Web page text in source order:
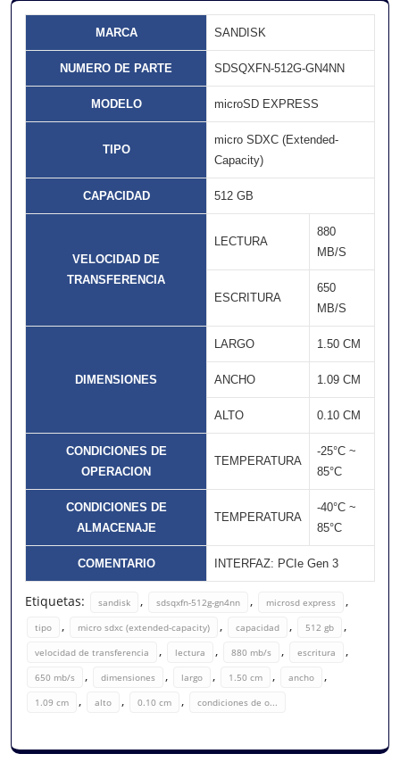
MARCA SANDISK
NUMERO DE PARTE SDSQXFN-512G-GN4NN
MODELO microSD EXPRESS
TIPO
micro SDXC (Extended-
Capacity)
CAPACIDAD 512 GB
VELOCIDAD DE
TRANSFERENCIA
LECTURA
880
MB/S
ESCRITURA
650
MB/S
DIMENSIONES
LARGO 1.50 CM
ANCHO 1.09 CM
ALTO 0.10 CM
CONDICIONES DE
OPERACION
TEMPERATURA
-25°C ~
85°C
CONDICIONES DE
ALMACENAJE
TEMPERATURA
-40°C ~
85°C
COMENTARIO INTERFAZ: PCIe Gen 3
Etiquetas: sandisk , sdsqxfn-512g-gn4nn , microsd express ,
tipo , micro sdxc (extended-capacity) , capacidad , 512 gb ,
velocidad de transferencia , lectura , 880 mb/s , escritura ,
650 mb/s , dimensiones , largo , 1.50 cm , ancho ,
1.09 cm , alto , 0.10 cm , condiciones de o...